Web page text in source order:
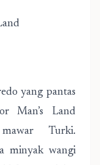
yang pantas
Man’s Land
Turki.
minyak wangi